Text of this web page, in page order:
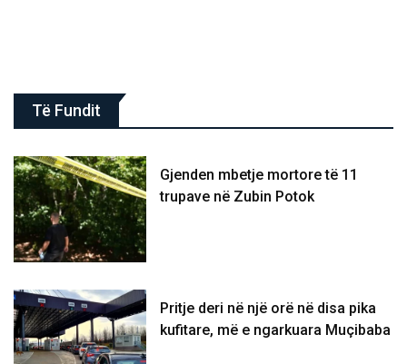
Të Fundit
Gjenden mbetje mortore të 11
trupave në Zubin Potok
Pritje deri në një orë në disa pika
kufitare, më e ngarkuara Muçibaba